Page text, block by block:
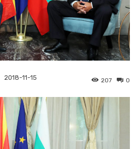
2018-11-15 0
207